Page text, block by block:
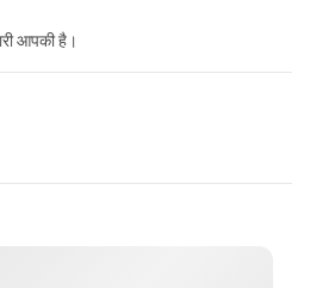
आपकी है।